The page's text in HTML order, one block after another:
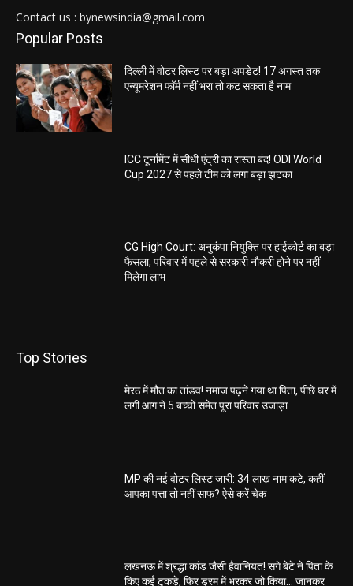
Contact us : bynewsindia@gmail.com
Popular Posts
दिल्ली में वोटर लिस्ट पर बड़ा अपडेट! 17 अगस्त तक
एन्यूमरेशन फॉर्म नहीं भरा तो कट सकता है नाम
ICC टूर्नामेंट में सीधी एंट्री का रास्ता बंद! ODI World
Cup 2027 से पहले टीम को लगा बड़ा झटका
CG High Court: अनुकंपा नियुक्ति पर हाईकोर्ट का बड़ा
फैसला, परिवार में पहले से सरकारी नौकरी होने पर नहीं
मिलेगा लाभ
Top Stories
मेरठ में मौत का तांडव! नमाज पढ़ने गया था पिता, पीछे घर में
लगी आग ने 5 बच्चों समेत पूरा परिवार उजाड़ा
MP की नई वोटर लिस्ट जारी: 34 लाख नाम कटे, कहीं
आपका पत्ता तो नहीं साफ? ऐसे करें चेक
लखनऊ में श्रद्धा कांड जैसी हैवानियत! सगे बेटे ने पिता के
किए कई टुकड़े, फिर ड्रम में भरकर जो किया… जानकर